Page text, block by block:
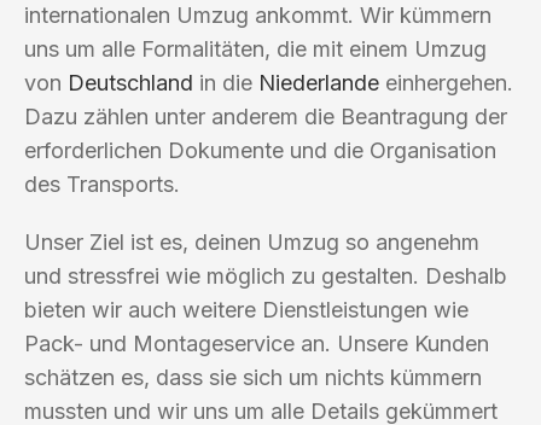
internationalen Umzug ankommt. Wir kümmern
uns um alle Formalitäten, die mit einem Umzug
von Deutschland in die Niederlande einhergehen.
Dazu zählen unter anderem die Beantragung der
erforderlichen Dokumente und die Organisation
des Transports.
Unser Ziel ist es, deinen Umzug so angenehm
und stressfrei wie möglich zu gestalten. Deshalb
bieten wir auch weitere Dienstleistungen wie
Pack- und Montageservice an. Unsere Kunden
schätzen es, dass sie sich um nichts kümmern
mussten und wir uns um alle Details gekümmert